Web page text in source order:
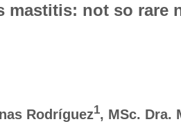
mastitis: not so rare
Rodríguez1, MSc. Dra.